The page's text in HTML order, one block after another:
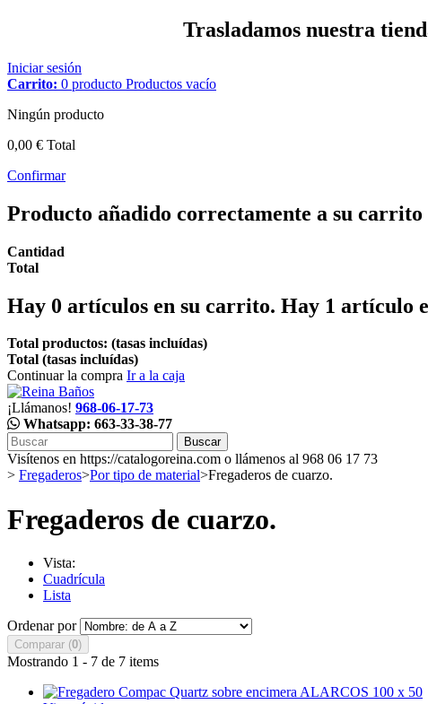
Trasladamos nuestra
Iniciar sesión
Carrito: 0 producto Productos vacío
Ningún producto
0,00 € Total
Confirmar
Producto añadido correctamente a su carrito
Cantidad
Total
Hay 0 artículos en su carrito. Hay 1 artículo
Total productos: (tasas incluídas)
Total (tasas incluídas)
Continuar la compra Ir a la caja
¡Llámanos! 968-06-17-73
Whatsapp: 663-33-38-77
Buscar
Visítenos en https://catalogoreina.com o llámenos al 968 06 17 73
> Fregaderos>Por tipo de material>Fregaderos de cuarzo.
Fregaderos de cuarzo.
Vista:
Cuadrícula
Lista
Ordenar por
Comparar (0)
Mostrando 1 - 7 de 7 items